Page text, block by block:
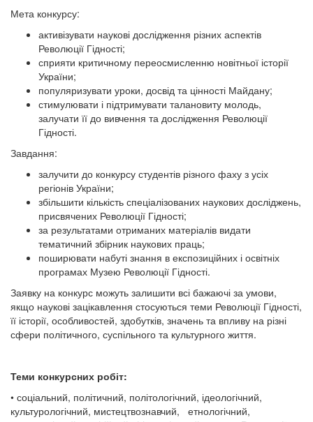
Мета конкурсу:
активізувати наукові дослідження різних аспектів
Революції Гідності;
сприяти критичному переосмисленню новітньої історії
України;
популяризувати уроки, досвід та цінності Майдану;
стимулювати і підтримувати талановиту молодь,
залучати її до вивчення та дослідження Революції
Гідності.
Завдання:
залучити до конкурсу студентів різного фаху з усіх
регіонів України;
збільшити кількість спеціалізованих наукових досліджень,
присвячених Революції Гідності;
за результатами отриманих матеріалів видати
тематичний збірник наукових праць;
поширювати набуті знання в експозиційних і освітніх
програмах Музею Революції Гідності.
Заявку на конкурс можуть залишити всі бажаючі за умови,
якщо наукові зацікавлення стосуються теми Революції Гідності,
її історії, особливостей, здобутків, значень та впливу на різні
сфери політичного, суспільного та культурного життя.
Теми конкурсних робіт:
• соціальний, політичний, політологічний, ідеологічний,
культурологічний, мистецтвознавчий, етнологічний,